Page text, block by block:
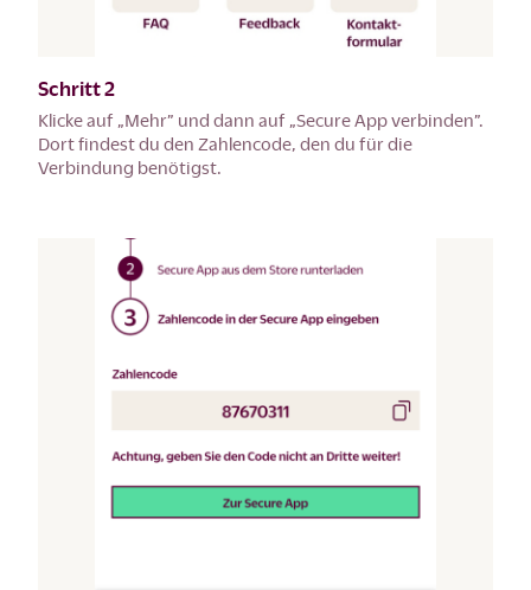
Schritt 2
Klicke auf „Mehr” und dann auf „Secure App verbinden”.
Dort findest du den Zahlencode, den du für die
Verbindung benötigst.